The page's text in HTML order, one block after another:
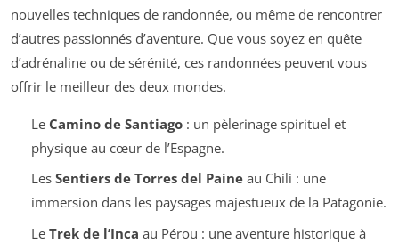
nouvelles techniques de randonnée, ou même de rencontrer
d’autres passionnés d’aventure. Que vous soyez en quête
d’adrénaline ou de sérénité, ces randonnées peuvent vous
offrir le meilleur des deux mondes.
Le Camino de Santiago: un pèlerinage spirituel et
physique au cœur de l’Espagne.
Les Sentiers de Torres del Paineau Chili : une
immersion dans les paysages majestueux de la Patagonie.
Le Trek de l’Inca au Pérou : une aventure historique à